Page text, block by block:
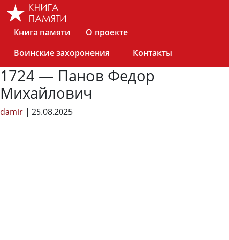
Skip
Книга памяти
О проекте
Воинские захоронения
Контакты
1724 — Панов Федор
Михайлович
damir | 25.08.2025